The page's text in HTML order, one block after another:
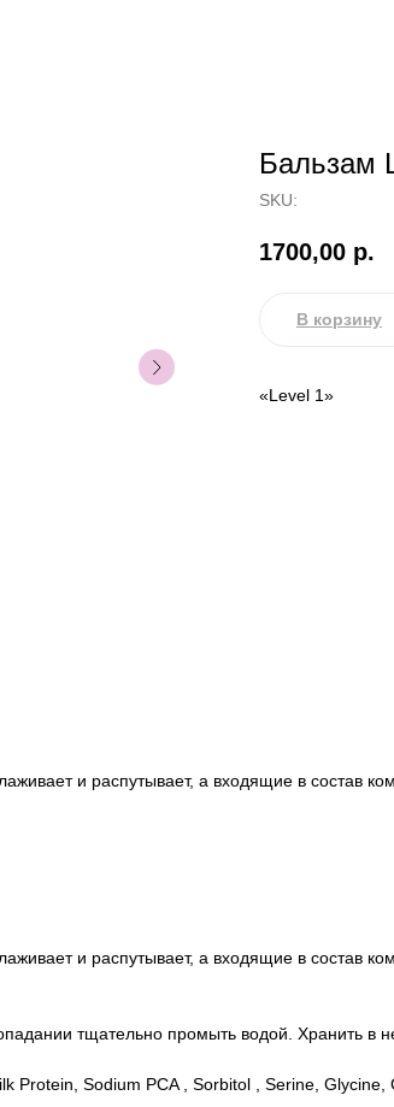
Бальзам
SKU:
1700,00 р.
В корзину
«Level 1»
и распутывает, а входящие в состав
и распутывает, а входящие в состав
тщательно промыть водой. Хранить в
Protein, Sodium PCA , Sorbitol , Serine,